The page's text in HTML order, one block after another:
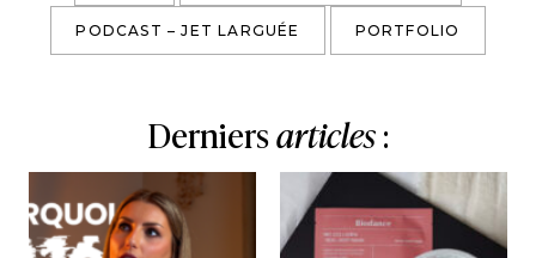
PODCAST – JET LARGUÉE PORTFOLIO
Derniersarticles: